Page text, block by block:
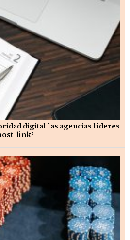
digital las agencias líderes
link?